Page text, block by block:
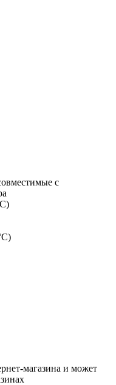
с
магазина и может